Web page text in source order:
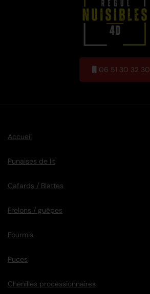
06 51 30 32 30
Accueil
Punaises de lit
Cafards / Blattes
Frelons / guêpes
Fourmis
Puces
Chenilles processionnaires